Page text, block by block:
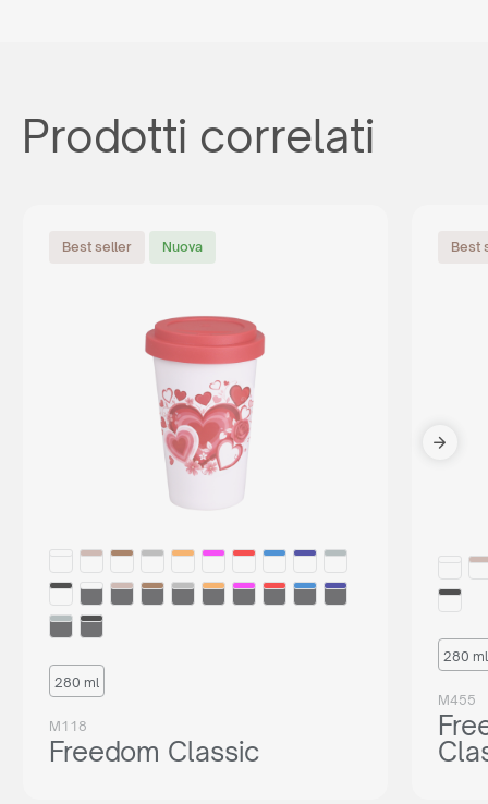
Prodotti correlati
Best seller Nuova
280 ml
M118
Freedom Classic
Best
280 ml
M455